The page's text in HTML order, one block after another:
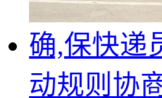
确,保快递
动规则协